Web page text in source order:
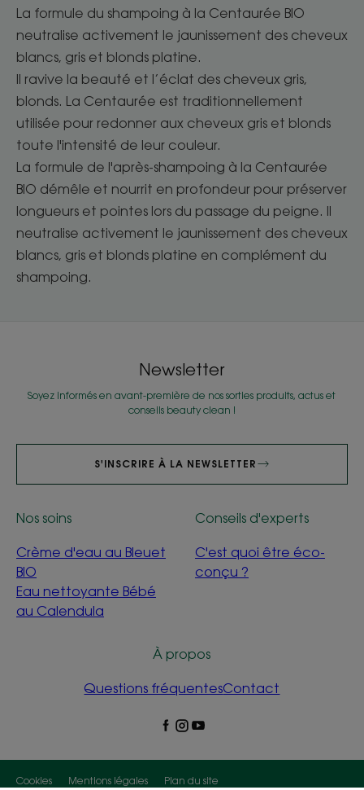
La formule du shampoing à la Centaurée BIO
neutralise activement le jaunissement des cheveux
blancs, gris et blonds platine.
Il ravive la beauté et l’éclat des cheveux gris,
blonds. La Centaurée est traditionnellement
utilisée pour redonner aux cheveux gris et blonds
toute l'intensité de leur couleur.
La formule de l'après-shampoing à la Centaurée
BIO démêle et nourrit en profondeur pour préserver
longueurs et pointes lors du passage du peigne. Il
neutralise activement le jaunissement des cheveux
blancs, gris et blonds platine en complément du
shampoing.
Newsletter
Soyez informés en avant-première de nos sorties produits, actus et
conseils beauty clean !
S'INSCRIRE À LA NEWSLETTER
Nos soins
Crème d'eau au Bleuet
BIO
Eau nettoyante Bébé
au Calendula
Conseils d'experts
C'est quoi être éco-
conçu ?
À propos
Questions fréquentesContact
Cookies Mentions légales Plan du site